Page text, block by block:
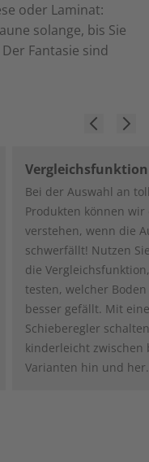
oder Laminat:
solange, bis Sie
Fantasie sind
Vergleichsfunktion
Bei der Auswahl an
Produkten können wir
verstehen, wenn die
schwerfällt! Nutzen
die
testen, welcher
besser gefällt. Mit
Schieberegler
kinderleicht zwischen
Varianten hin und her.